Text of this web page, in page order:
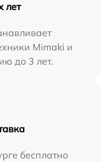
лет
Mimaki и
до 3 лет.
бесплатно